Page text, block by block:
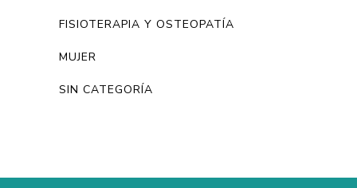
FISIOTERAPIA Y OSTEOPATÍA
MUJER
SIN CATEGORÍA